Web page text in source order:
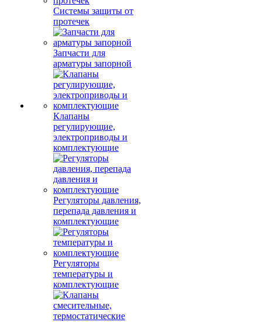
Системы защиты от
протечек
Запчасти для
арматуры запорной
Клапаны
регулирующие,
электроприводы и
комплектующие
Регуляторы давления,
перепада давления и
комплектующие
Регуляторы
температуры и
комплектующие